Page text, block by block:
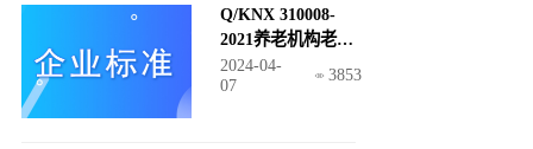
Q/KNX 310008-
2021养老机构老年
人心理精神支持服
务规范
2024-04-
07
3853